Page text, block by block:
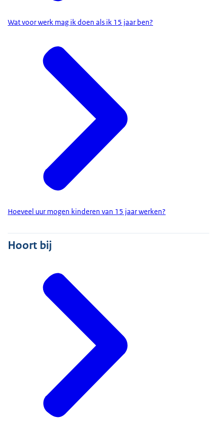
Wat voor werk mag ik doen als ik 15 jaar ben?
Hoeveel uur mogen kinderen van 15 jaar werken?
Hoort bij